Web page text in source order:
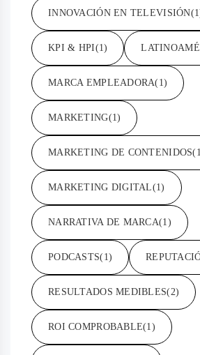
INNOVACIÓN EN TELEVISIÓN
KPI & HPI(1)
MARCA EMPLEADORA(1)
MARKETING(1)
MARKETING DE CONTENIDOS
MARKETING DIGITAL(1)
NARRATIVA DE MARCA(1)
PODCASTS(1)
RESULTADOS MEDIBLES(2)
ROI COMPROBABLE(1)